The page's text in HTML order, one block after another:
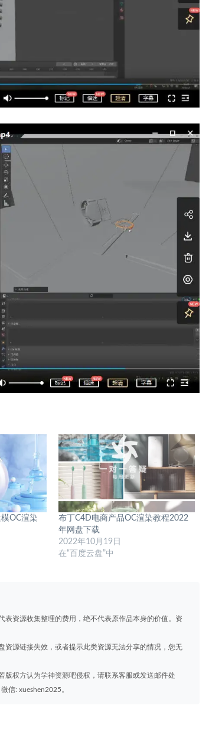
OC渲染
布丁C4D电商产品OC渲染教程2022
年网盘下载
2022年10月19日
在“百度云盘”中
表资源收集整理的费用，绝不代表原作品本身的价值。资
资源链接失效，或者提示此类资源无法分享的情况，您无
权方认为学神资源吧侵权，请联系客服或发送邮件处
信: xueshen2025。